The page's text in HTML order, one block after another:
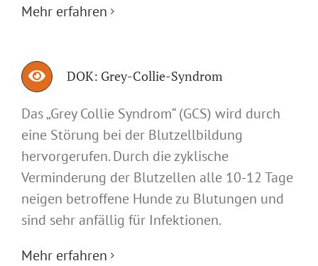
Mehr erfahren
DOK: Grey-Collie-Syndrom
Das „Grey Collie Syndrom“ (GCS) wird durch
eine Störung bei der Blutzellbildung
hervorgerufen. Durch die zyklische
Verminderung der Blutzellen alle 10-12 Tage
neigen betroffene Hunde zu Blutungen und
sind sehr anfällig für Infektionen.
Mehr erfahren